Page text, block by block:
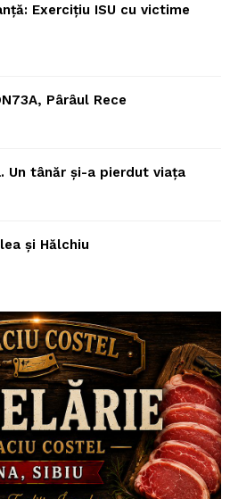
Exercițiu ISU cu victime
Pârâul Rece
Un tânăr și-a pierdut viața
și Hălchiu